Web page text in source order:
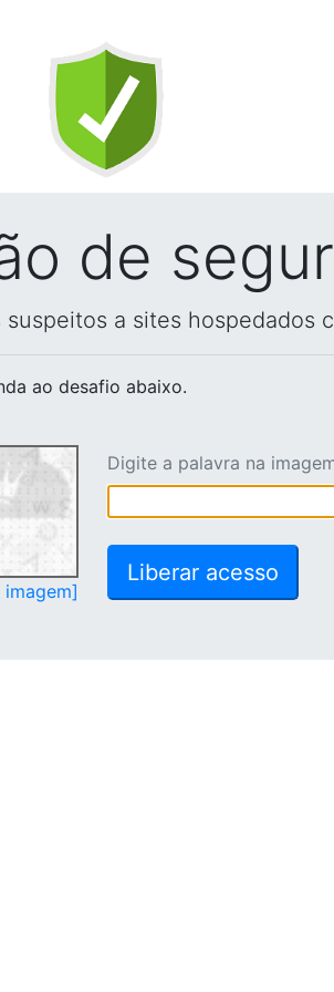
de
a sites hospedados
ao desafio abaixo.
Digite a palavra na